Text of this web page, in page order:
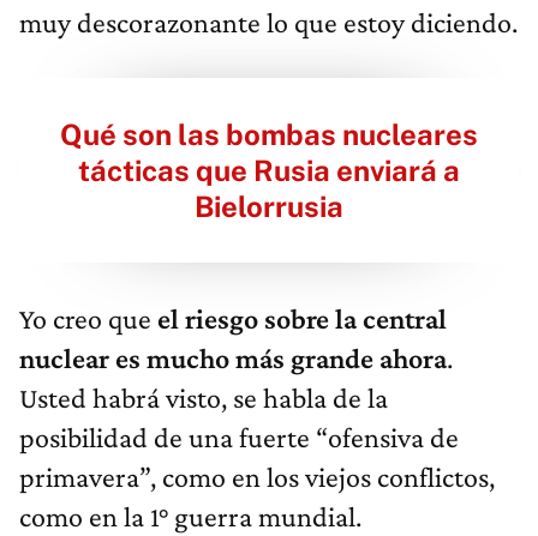
muy descorazonante lo que estoy diciendo.
Qué son las bombas nucleares
tácticas que Rusia enviará a
Bielorrusia
Yo creo que el riesgo sobre la central
nuclear es mucho más grande ahora.
Usted habrá visto, se habla de la
posibilidad de una fuerte “ofensiva de
primavera”, como en los viejos conflictos,
como en la 1° guerra mundial.